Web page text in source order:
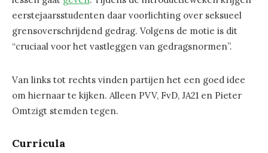
eerstejaarsstudenten daar voorlichting over seksueel
grensoverschrijdend gedrag. Volgens de motie is dit
“cruciaal voor het vastleggen van gedragsnormen”.
Van links tot rechts vinden partijen het een goed idee
om hiernaar te kijken. Alleen PVV, FvD, JA21 en Pieter
Omtzigt stemden tegen.
Curricula